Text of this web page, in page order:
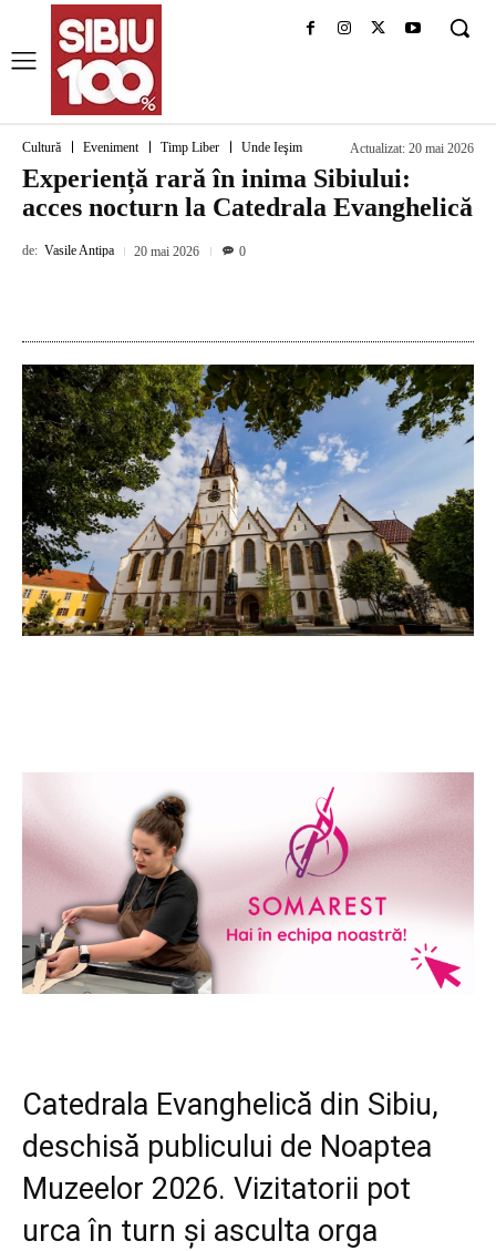
Cultură Eveniment Timp Liber Unde Ieşim Actualizat: 20 mai 2026
Experiență rară în inima Sibiului:
acces nocturn la Catedrala Evanghelică
de: Vasile Antipa 20 mai 2026 0
Catedrala Evanghelică din Sibiu,
deschisă publicului de Noaptea
Muzeelor 2026. Vizitatorii pot
urca în turn și asculta orga